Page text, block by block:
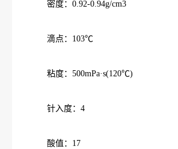
密度：0.92-0.94g/cm3
滴点：103℃
粘度：500mPa·s(120℃)
针入度：4
酸值：17